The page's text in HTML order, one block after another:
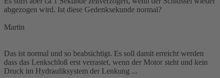
abgezogen wird. Ist diese Gedenksekunde normal?
Martin
Das ist normal und so beabsichtigt. Es soll damit erreicht werden
dass das Lenkschloß erst verrastet, wenn der Motor steht und kein
Druck im Hydrauliksystem der Lenkung ...